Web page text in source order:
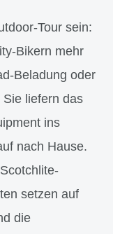
Tour sein:
Bikern mehr
Beladung oder
Sie liefern das
ins
nach Hause.
setzen auf
die